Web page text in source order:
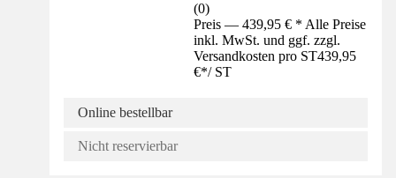
(0)
Preis — 439,95 € * Alle Preise
inkl. MwSt. und ggf. zzgl.
Versandkosten pro ST439,95
€*/ ST
Online bestellbar
Nicht reservierbar